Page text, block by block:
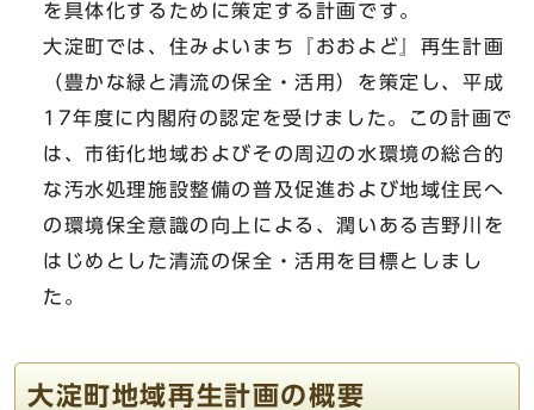
を具体化するために策定する計画です。
大淀町では、住みよいまち『おおよど』再生計画
（豊かな緑と清流の保全・活用）を策定し、平成
17年度に内閣府の認定を受けました。この計画で
は、市街化地域およびその周辺の水環境の総合的
な汚水処理施設整備の普及促進および地域住民へ
の環境保全意識の向上による、潤いある吉野川を
はじめとした清流の保全・活用を目標としまし
た。
大淀町地域再生計画の概要